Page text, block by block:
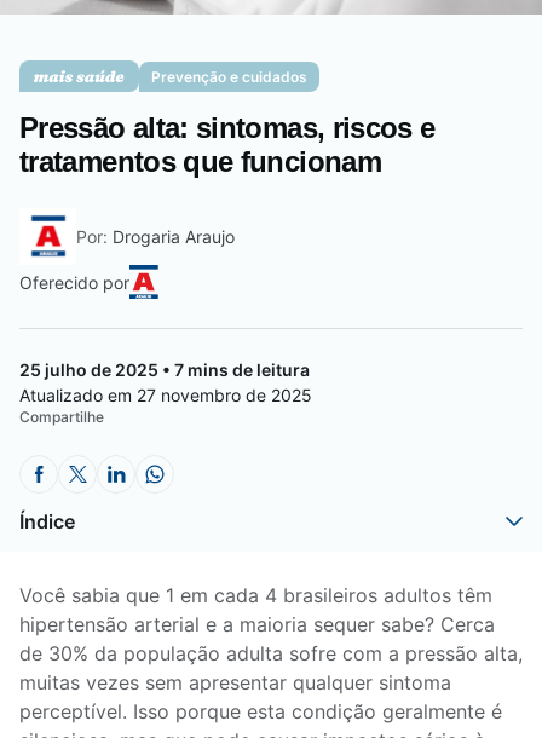
Saúde do homem
Prevenção e cuidados
Pressão alta: sintomas, riscos e
tratamentos que funcionam
Por: Drogaria Araujo
Oferecido por
25 julho de 2025 • 7 mins de leitura
Atualizado em 27 novembro de 2025
Compartilhe
Índice
Você sabia que 1 em cada 4 brasileiros adultos têm
hipertensão arterial e a maioria sequer sabe? Cerca
de 30% da população adulta sofre com a pressão alta,
muitas vezes sem apresentar qualquer sintoma
perceptível. Isso porque esta condição geralmente é